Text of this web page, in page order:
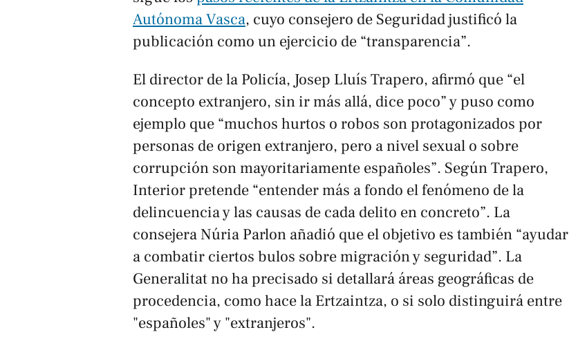
Autónoma Vasca, cuyo consejero de Seguridad justificó la
publicación como un ejercicio de “transparencia”.
El director de la Policía, Josep Lluís Trapero, afirmó que “el
concepto extranjero, sin ir más allá, dice poco” y puso como
ejemplo que “muchos hurtos o robos son protagonizados por
personas de origen extranjero, pero a nivel sexual o sobre
corrupción son mayoritariamente españoles”. Según Trapero,
Interior pretende “entender más a fondo el fenómeno de la
delincuencia y las causas de cada delito en concreto”. La
consejera Núria Parlon añadió que el objetivo es también “ayudar
a combatir ciertos bulos sobre migración y seguridad”. La
Generalitat no ha precisado si detallará áreas geográficas de
procedencia, como hace la Ertzaintza, o si solo distinguirá entre
"españoles" y "extranjeros".